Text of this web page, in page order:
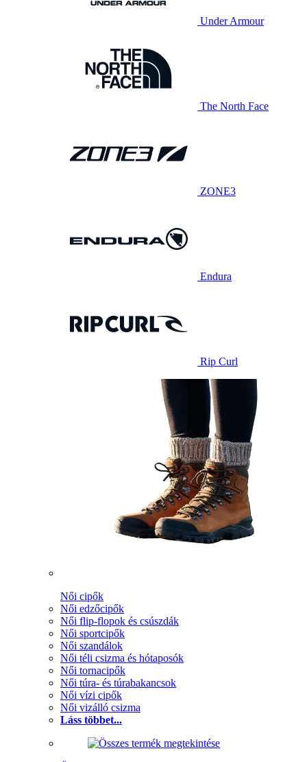
Under Armour
The North Face
ZONE3
Endura
Rip Curl
Női cipők
Női edzőcipők
Női flip-flopok és csúszdák
Női sportcipők
Női szandálok
Női téli csizma és hótaposók
Női tornacipők
Női túra- és túrabakancsok
Női vízi cipők
Női vizálló csizma
Láss többet...